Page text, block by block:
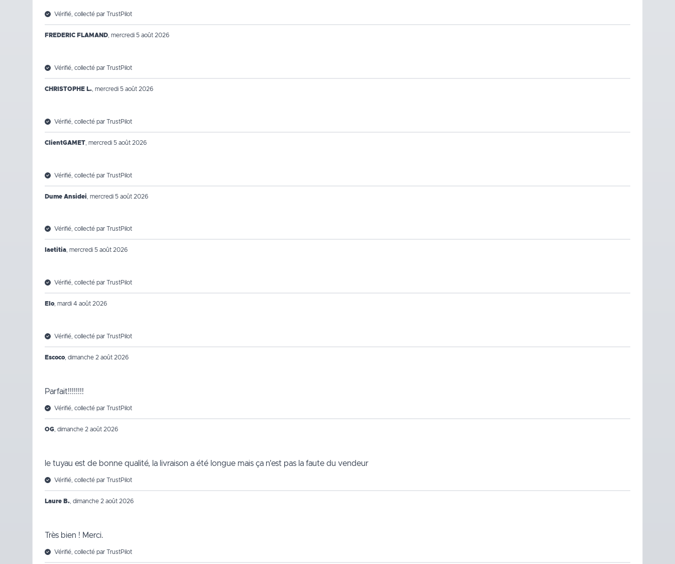
Vérifié, collecté par TrustPilot
FREDERIC FLAMAND mercredi 5 août 2026
Vérifié, collecté par TrustPilot
CHRISTOPHE L. mercredi 5 août 2026
Vérifié, collecté par TrustPilot
ClientGAMET mercredi 5 août 2026
Vérifié, collecté par TrustPilot
Dume Ansidei mercredi 5 août 2026
Vérifié, collecté par TrustPilot
laetitia mercredi 5 août 2026
Vérifié, collecté par TrustPilot
Elo, mardi 4 août 2026
Vérifié, collecté par TrustPilot
Escoco, dimanche 2 août 2026
Parfait!!!!!!!!
Vérifié, collecté par TrustPilot
OG dimanche 2 août 2026
le tuyau est de bonne qualité, la livraison a été longue mais ça n'est pas la faute du vendeur
Vérifié, collecté par TrustPilot
Laure B. dimanche 2 août 2026
Très bien ! Merci.
Vérifié, collecté par TrustPilot